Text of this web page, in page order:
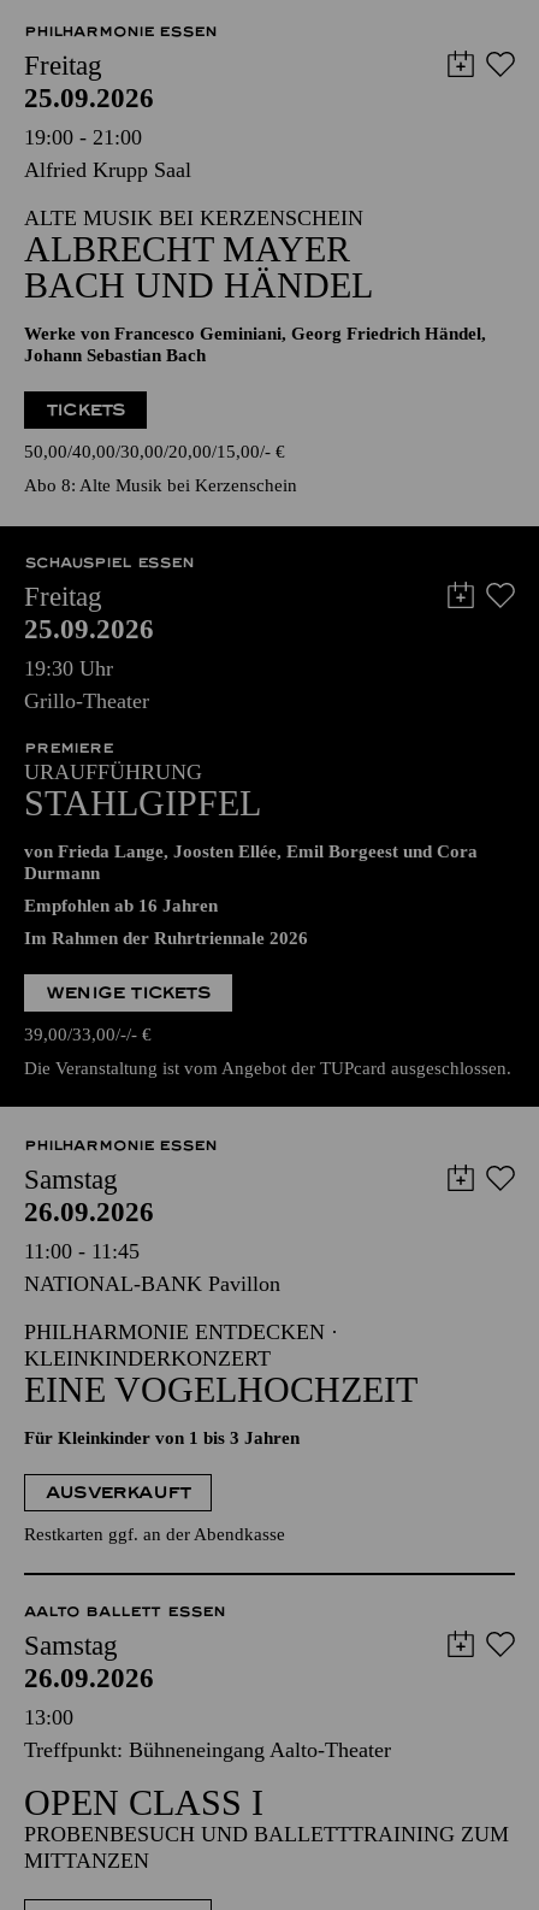
PHILHARMONIE ESSEN
Freitag
25.09.2026
19:00 - 21:00
Alfried Krupp Saal
ALTE MUSIK BEI KERZENSCHEIN
ALBRECHT MAYER
BACH UND HÄNDEL
Werke von Francesco Geminiani, Georg Friedrich Händel,
Johann Sebastian Bach
TICKETS
50,00 40,00 30,00 20,00 15,00 - €
Abo 8: Alte Musik bei Kerzenschein
SCHAUSPIEL ESSEN
Freitag
25.09.2026
19:30 Uhr
Grillo-Theater
PREMIERE
URAUFFÜHRUNG
STAHLGIPFEL
von Frieda Lange, Joosten Ellée, Emil Borgeest und Cora
Durmann
Empfohlen ab 16 Jahren
Im Rahmen der Ruhrtriennale 2026
WENIGE TICKETS
39,00 33,00 - - €
Die Veranstaltung ist vom Angebot der TUPcard ausgeschlossen.
PHILHARMONIE ESSEN
Samstag
26.09.2026
11:00 - 11:45
NATIONAL-BANK Pavillon
PHILHARMONIE ENTDECKEN ·
KLEINKINDERKONZERT
EINE VOGELHOCHZEIT
Für Kleinkinder von 1 bis 3 Jahren
AUSVERKAUFT
Restkarten ggf. an der Abendkasse
AALTO BALLETT ESSEN
Samstag
26.09.2026
13:00
Treffpunkt: Bühneneingang Aalto-Theater
OPEN CLASS I
PROBENBESUCH UND BALLETTTRAINING ZUM
MITTANZEN